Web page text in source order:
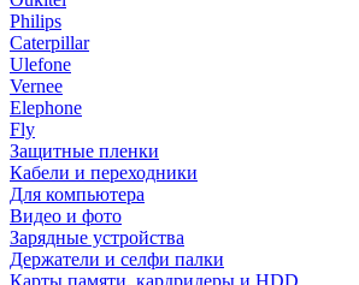
Philips
Caterpillar
Ulefone
Vernee
Elephone
Fly
Защитные пленки
Кабели и переходники
Для компьютера
Видео и фото
Зарядные устройства
Держатели и селфи палки
Карты памяти, кардридеры и HDD